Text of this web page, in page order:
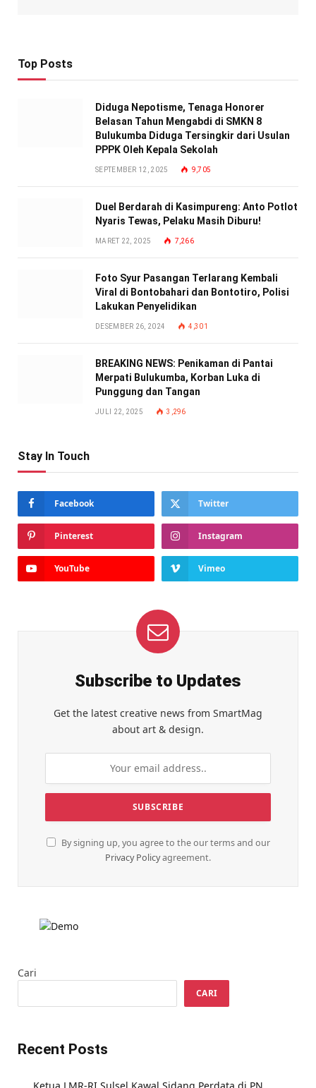
Top Posts
Diduga Nepotisme, Tenaga Honorer
Belasan Tahun Mengabdi di SMKN 8
Bulukumba Diduga Tersingkir dari Usulan
PPPK Oleh Kepala Sekolah
SEPTEMBER 12, 2025 9,705
Duel Berdarah di Kasimpureng: Anto Potlot
Nyaris Tewas, Pelaku Masih Diburu!
MARET 22, 2025 7,266
Foto Syur Pasangan Terlarang Kembali
Viral di Bontobahari dan Bontotiro, Polisi
Lakukan Penyelidikan
DESEMBER 26, 2024 4,301
BREAKING NEWS: Penikaman di Pantai
Merpati Bulukumba, Korban Luka di
Punggung dan Tangan
JULI 22, 2025 3,296
Stay In Touch
Facebook Twitter
Pinterest Instagram
YouTube Vimeo
Subscribe to Updates
Get the latest creative news from SmartMag
about art & design.
By signing up, you agree to the our terms and our
Privacy Policyagreement.
Cari
CARI
Recent Posts
Ketua LMR-RI Sulsel Kawal Sidang Perdata di PN